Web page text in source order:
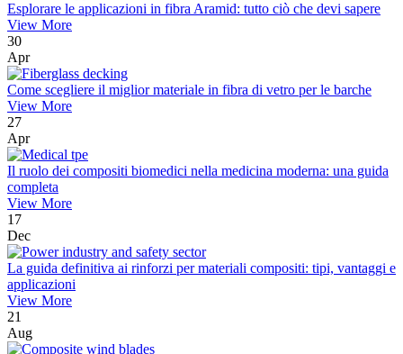
Esplorare le applicazioni in fibra Aramid: tutto ciò che devi sapere
View More
30
Apr
Come scegliere il miglior materiale in fibra di vetro per le barche
View More
27
Apr
Il ruolo dei compositi biomedici nella medicina moderna: una guida
completa
View More
17
Dec
La guida definitiva ai rinforzi per materiali compositi: tipi, vantaggi e
applicazioni
View More
21
Aug